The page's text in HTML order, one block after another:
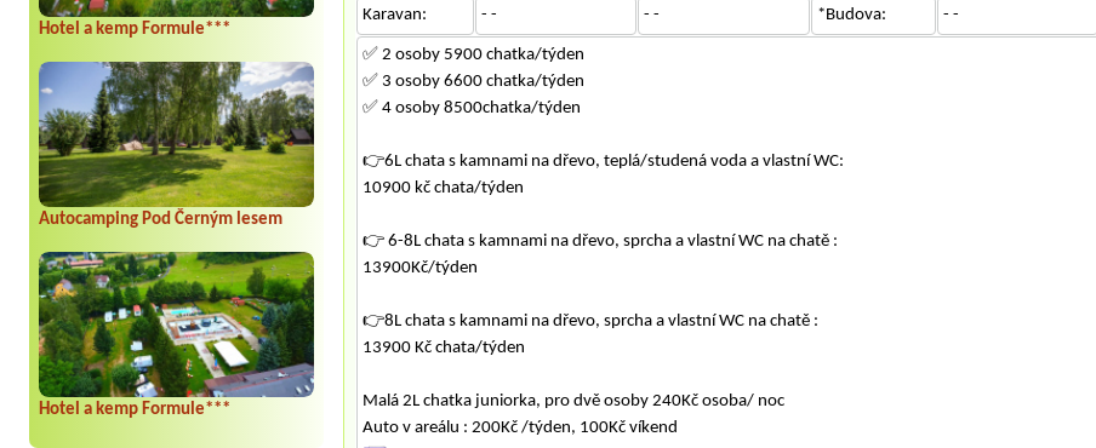
Hotel a kemp Formule***
Autocamping Pod Černým lesem
Hotel a kemp Formule***
Karavan: - - - - *Budova: - -
✅ 2 osoby 5900 chatka/týden
✅ 3 osoby 6600 chatka/týden
✅ 4 osoby 8500chatka/týden
👉6L chata s kamnami na dřevo, teplá/studená voda a vlastní WC:
10900 kč chata/týden
👉 6-8L chata s kamnami na dřevo, sprcha a vlastní WC na chatě :
13900Kč/týden
👉8L chata s kamnami na dřevo, sprcha a vlastní WC na chatě :
13900 Kč chata/týden
Malá 2L chatka juniorka, pro dvě osoby 240Kč osoba/ noc
Auto v areálu : 200Kč /týden, 100Kč víkend